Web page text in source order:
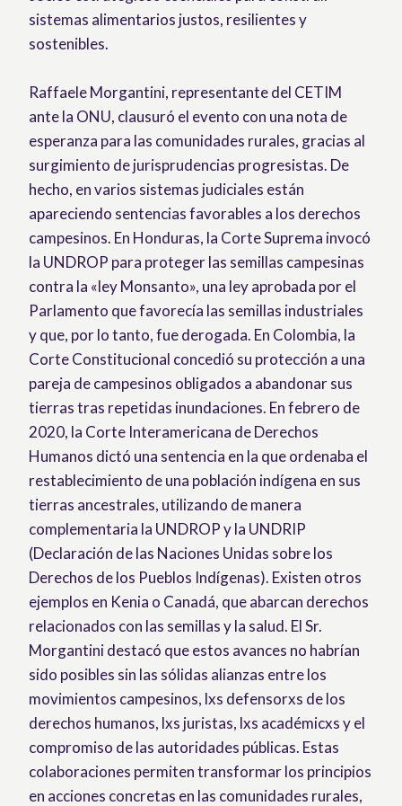
sistemas alimentarios justos, resilientes y
sostenibles.
Raffaele Morgantini, representante del CETIM
ante la ONU, clausuró el evento con una nota de
esperanza para las comunidades rurales, gracias al
surgimiento de jurisprudencias progresistas. De
hecho, en varios sistemas judiciales están
apareciendo sentencias favorables a los derechos
campesinos. En Honduras, la Corte Suprema invocó
la UNDROP para proteger las semillas campesinas
contra la «ley Monsanto», una ley aprobada por el
Parlamento que favorecía las semillas industriales
y que, por lo tanto, fue derogada. En Colombia, la
Corte Constitucional concedió su protección a una
pareja de campesinos obligados a abandonar sus
tierras tras repetidas inundaciones. En febrero de
2020, la Corte Interamericana de Derechos
Humanos dictó una sentencia en la que ordenaba el
restablecimiento de una población indígena en sus
tierras ancestrales, utilizando de manera
complementaria la UNDROP y la UNDRIP
(Declaración de las Naciones Unidas sobre los
Derechos de los Pueblos Indígenas). Existen otros
ejemplos en Kenia o Canadá, que abarcan derechos
relacionados con las semillas y la salud. El Sr.
Morgantini destacó que estos avances no habrían
sido posibles sin las sólidas alianzas entre los
movimientos campesinos, lxs defensorxs de los
derechos humanos, lxs juristas, lxs académicxs y el
compromiso de las autoridades públicas. Estas
colaboraciones permiten transformar los principios
en acciones concretas en las comunidades rurales,